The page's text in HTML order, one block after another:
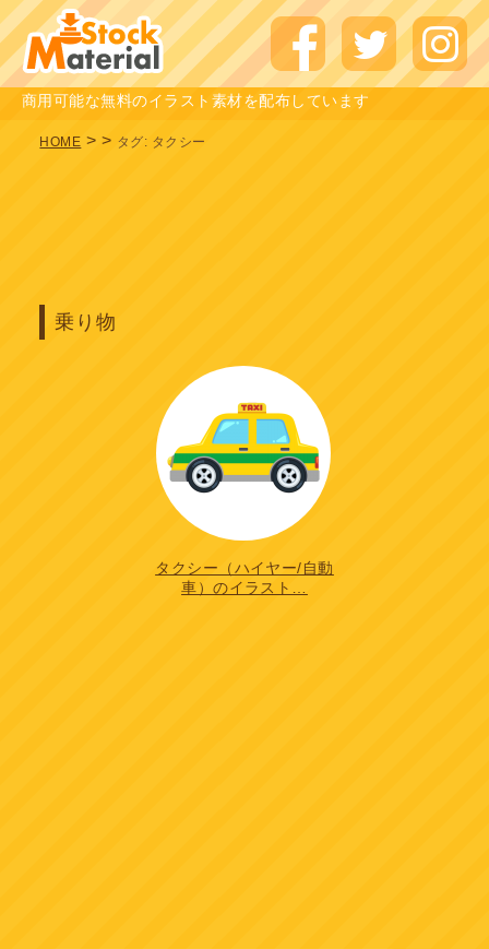
商用可能な無料のイラスト素材を配布しています
HOME > > タグ: タクシー
乗り物
タクシー（ハイヤー/自動
車）のイラスト…